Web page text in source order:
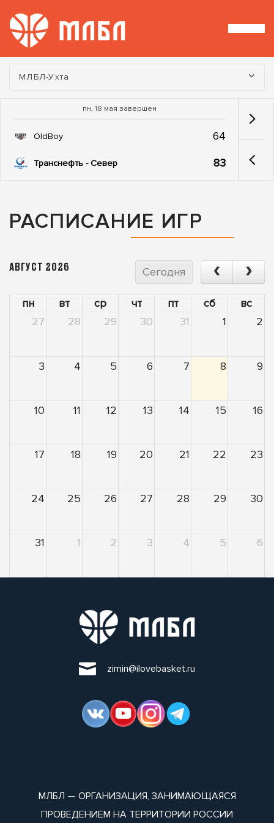
Турнир:
МЛБЛ-Ухта
пн, 18 мая завершен
OldBoy 64
Транснефть - Север 83
РАСПИСАНИЕ ИГР
АВГУСТ 2026 Сегодня
пн вт ср чт пт сб
вс
27
28 29 30 31 1 2
3 4 5 6 7 8 9
10 11 12 13 14 15 16
17 18 19 20 21 22 23
24 25 26 27 28 29 30
31 1 2 3 4 5 6
zimin@ilovebasket.ru
МЛБЛ — ОРГАНИЗАЦИЯ, ЗАНИМАЮЩАЯСЯ
ПРОВЕДЕНИЕМ НА ТЕРРИТОРИИ РОССИИ